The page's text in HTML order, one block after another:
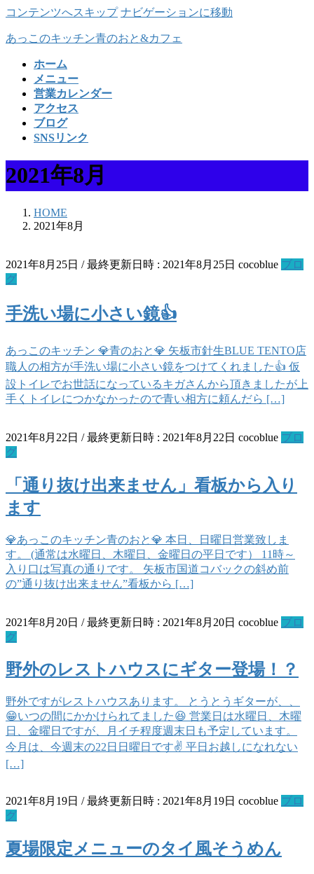
コンテンツへスキップ ナビゲーションに移動
あっこのキッチン青のおと&カフェ
ホーム
メニュー
営業カレンダー
アクセス
ブログ
SNSリンク
2021年8月
HOME
2021年8月
2021年8月25日 / 最終更新日時 : 2021年8月25日 cocoblue ブロ
グ
手洗い場に小さい鏡👍
あっこのキッチン 💎青のおと💎 矢板市針生BLUE TENTO店
職人の相方が手洗い場に小さい鏡をつけてくれました👍 仮
設トイレでお世話になっているキガさんから頂きましたが上
手くトイレにつかなかったので青い相方に頼んだら […]
2021年8月22日 / 最終更新日時 : 2021年8月22日 cocoblue ブロ
グ
「通り抜け出来ません」看板から入り
ます
💎あっこのキッチン青のおと💎 本日、日曜日営業致しま
す。 (通常は水曜日、木曜日、金曜日の平日です） 11時～
入り口は写真の通りです。 矢板市国道コバックの斜め前
の”通り抜け出来ません”看板から […]
2021年8月20日 / 最終更新日時 : 2021年8月20日 cocoblue ブロ
グ
野外のレストハウスにギター登場！？
野外ですがレストハウスあります。 とうとうギターが、、
😁いつの間にかかけられてました😆 営業日は水曜日、木曜
日、金曜日ですが、月イチ程度週末日も予定しています。
今月は、今週末の22日日曜日です✌️ 平日お越しになれない
[…]
2021年8月19日 / 最終更新日時 : 2021年8月19日 cocoblue ブロ
グ
夏場限定メニューのタイ風そうめん